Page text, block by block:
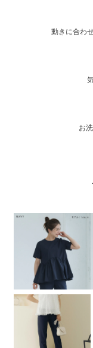
動きに合わ
お